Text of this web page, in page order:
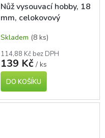
Nůž vysouvací hobby, 18
mm, celokovový
Skladem (8 ks)
114,88 Kč bez DPH
139 Kč / ks
DO KOŠÍKU